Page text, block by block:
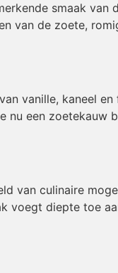
smaak van
van de zoete,
vanille, kaneel
nu een zoetekauw
van culinaire
voegt diepte toe